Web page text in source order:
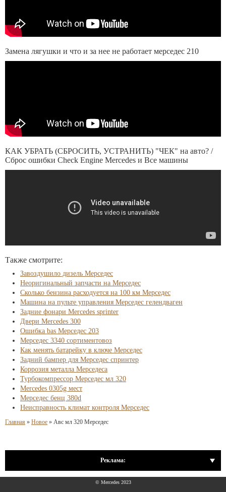
Замена лягушки и что и за нее не работает мерседес 210
КАК УБРАТЬ (СБРОСИТЬ, УСТРАНИТЬ) "ЧЕК" на авто? /
Сброс ошибки Check Engine Mercedes и Все машины
Также смотрите:
Завоздушило дизель Мерседес
Неоригинальный запчасти на Мерседес
Сколько бензина расходуется на 100 км Мерседес
Машина на пульте управления Мерседес гелендваген
Задние фонари Mercedes sprinter
Двери Mercedes 300
Ошибка bas Мерседес 203
Мерседес 3340 сортиментовоз
Как менять батарейку в ключе Мерседес
Задний бампер для Мерседес спринтер
Коррозия металла Мерседеса
Турбокомпрессор Мерседес мл 320
Mercedes 0305g мест
Мерседес бенц 380d
Неисправность климат контроля Мерседес
Главная » Новое » Авс мл 320 Мерседес
Реклама:
© Mercedes 2023